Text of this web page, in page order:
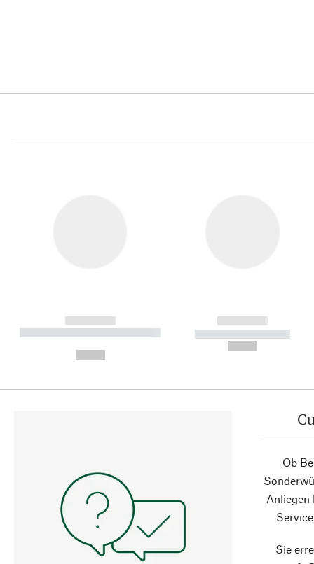
------------
----------- ----------- ----------
------------
----------- -----------
Ob
Anliegen
Sie